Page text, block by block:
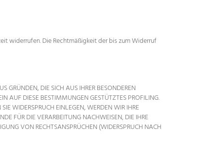
widerrufen. Die Rechtmäßigkeit der bis zum Widerruf
GRÜNDEN, DIE SICH AUS IHRER BESONDEREN
AUF DIESE BESTIMMUNGEN GESTÜTZTES PROFILING.
WIDERSPRUCH EINLEGEN, WERDEN WIR IHRE
FÜR DIE VERARBEITUNG NACHWEISEN, DIE IHRE
VON RECHTSANSPRÜCHEN (WIDERSPRUCH NACH